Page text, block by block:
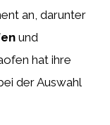
an, darunter
und
hat ihre
der Auswahl